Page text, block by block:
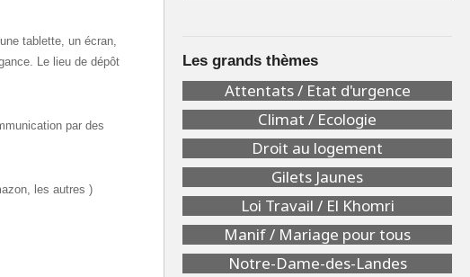
tablette, un écran,
Le lieu de dépôt
par des
les autres )
Les grands thèmes
Attentats / Etat d'urgence
Climat / Ecologie
Droit au logement
Gilets Jaunes
Loi Travail / El Khomri
Manif / Mariage pour tous
Notre-Dame-des-Landes